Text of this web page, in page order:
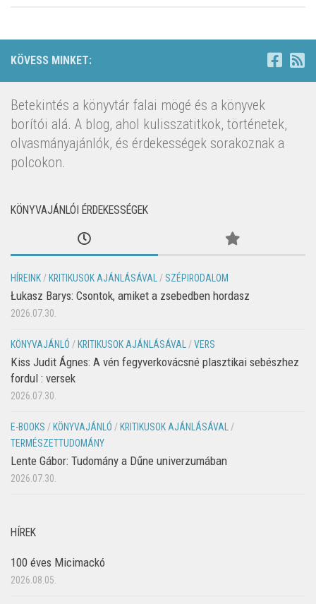
KÖVESS MINKET:
Betekintés a könyvtár falai mögé és a könyvek
borítói alá. A blog, ahol kulisszatitkok, történetek,
olvasmányajánlók, és érdekességek sorakoznak a
polcokon.
KÖNYVAJÁNLÓI ÉRDEKESSÉGEK
HÍREINK / KRITIKUSOK AJÁNLÁSÁVAL / SZÉPIRODALOM
Łukasz Barys: Csontok, amiket a zsebedben hordasz
2026.07.30.
KÖNYVAJÁNLÓ / KRITIKUSOK AJÁNLÁSÁVAL /VERS
Kiss Judit Ágnes: A vén fegyverkovácsné plasztikai sebészhez
fordul : versek
2026.07.30.
E-BOOKS / KÖNYVAJÁNLÓ / KRITIKUSOK AJÁNLÁSÁVAL
/
TERMÉSZETTUDOMÁNY
Lente Gábor: Tudomány a Dűne univerzumában
2026.07.30.
HÍREK
100 éves Micimackó
2026.08.05.